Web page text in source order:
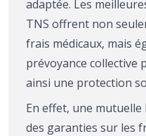
adaptée. Les
TNS offrent non
frais médicaux, mais
prévoyance
ainsi une protection
En effet, une
des garanties sur les